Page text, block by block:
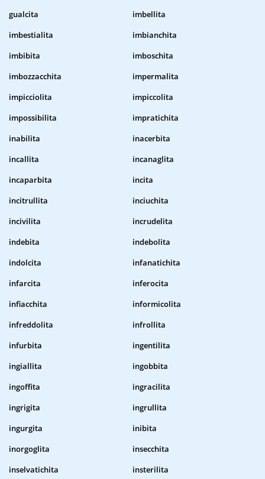
gualcita
imbellita
imbestialita
imbianchita
imbibita
imboschita
imbozzacchita
impermalita
impicciolita
impiccolita
impossibilita
impratichita
inabilita
inacerbita
incallita
incanaglita
incaparbita
incita
incitrullita
inciuchita
incivilita
incrudelita
indebita
indebolita
indolcita
infanatichita
infarcita
inferocita
infiacchita
informicolita
infreddolita
infrollita
infurbita
ingentilita
ingiallita
ingobbita
ingoffita
ingracilita
ingrigita
ingrullita
ingurgita
inibita
inorgoglita
insecchita
inselvatichita
insterilita